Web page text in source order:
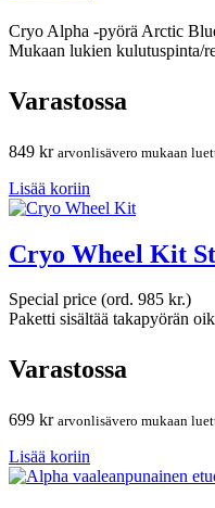
Cryo Alpha -pyörä Arctic
Mukaan lukien kulutuspinta/
Varastossa
849 kr arvonlisävero mukaan
Lisää koriin
Cryo Wheel Kit
Special price (ord. 985 kr.)
Paketti sisältää takapyörän
Varastossa
699 kr arvonlisävero mukaan
Lisää koriin